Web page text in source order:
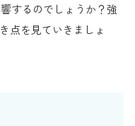
するのでしょうか？強
点を見ていきましょ